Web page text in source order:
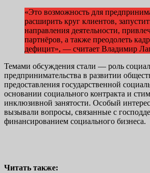
«Это возможность для
расширить круг клиентов,
направления деятельности,
партнёров, а также преодолеть
дефицит», — считает Владимир
Темами обсуждения стали — роль
предпринимательства в развитии
предоставления государственной
основании социального контракта и
инклюзивной занятости. Особый
вызывали вопросы, связанные с
финансированием социального бизнеса.
Читать также: